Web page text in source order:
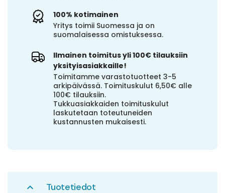
100% kotimainen
Yritys toimii Suomessa ja on
suomalaisessa omistuksessa.
Ilmainen toimitus yli 100€ tilauksiin
yksityisasiakkaille!
Toimitamme varastotuotteet 3-5
arkipäivässä. Toimituskulut 6,50€ alle
100€ tilauksiin.
Tukkuasiakkaiden toimituskulut
laskutetaan toteutuneiden
kustannusten mukaisesti.
expand_less Tuotetiedot